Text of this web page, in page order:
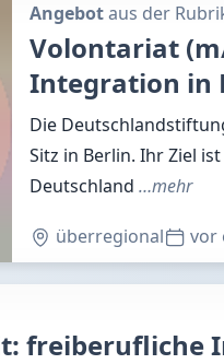
Angebotaus der
Volontariat
Integration in
Die
Sitz in Berlin. Ihr Ziel
Deutschland …mehr
überregional vor
freiberufliche